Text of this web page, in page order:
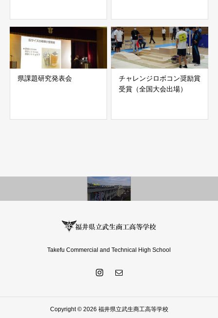
県課題研究発表会
チャレンジロボコン奨励賞
受賞（全国大会出場）
Takefu Commercial and Technical High School
Copyright © 2026 福井県立武生商工高等学校